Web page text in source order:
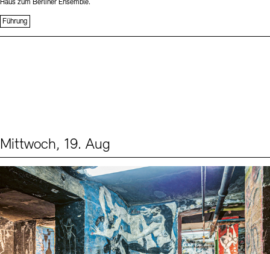
Haus zum Berliner Ensemble.
Führung
Mittwoch, 19. Aug